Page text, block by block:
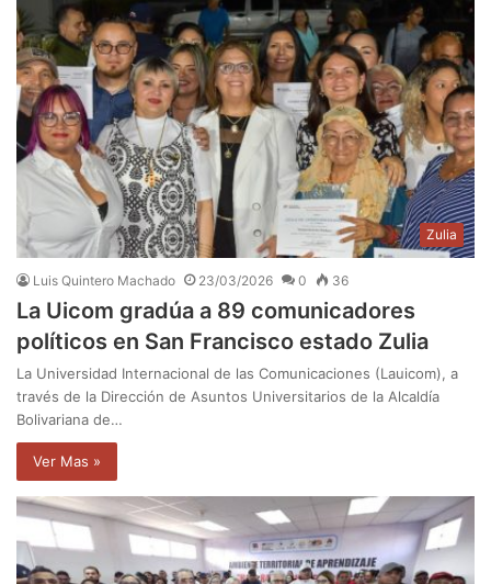
Zulia
Luis Quintero Machado 23/03/2026 0 36
La Uicom gradúa a 89 comunicadores
políticos en San Francisco estado Zulia
La Universidad Internacional de las Comunicaciones (Lauicom), a
través de la Dirección de Asuntos Universitarios de la Alcaldía
Bolivariana de…
Ver Mas »